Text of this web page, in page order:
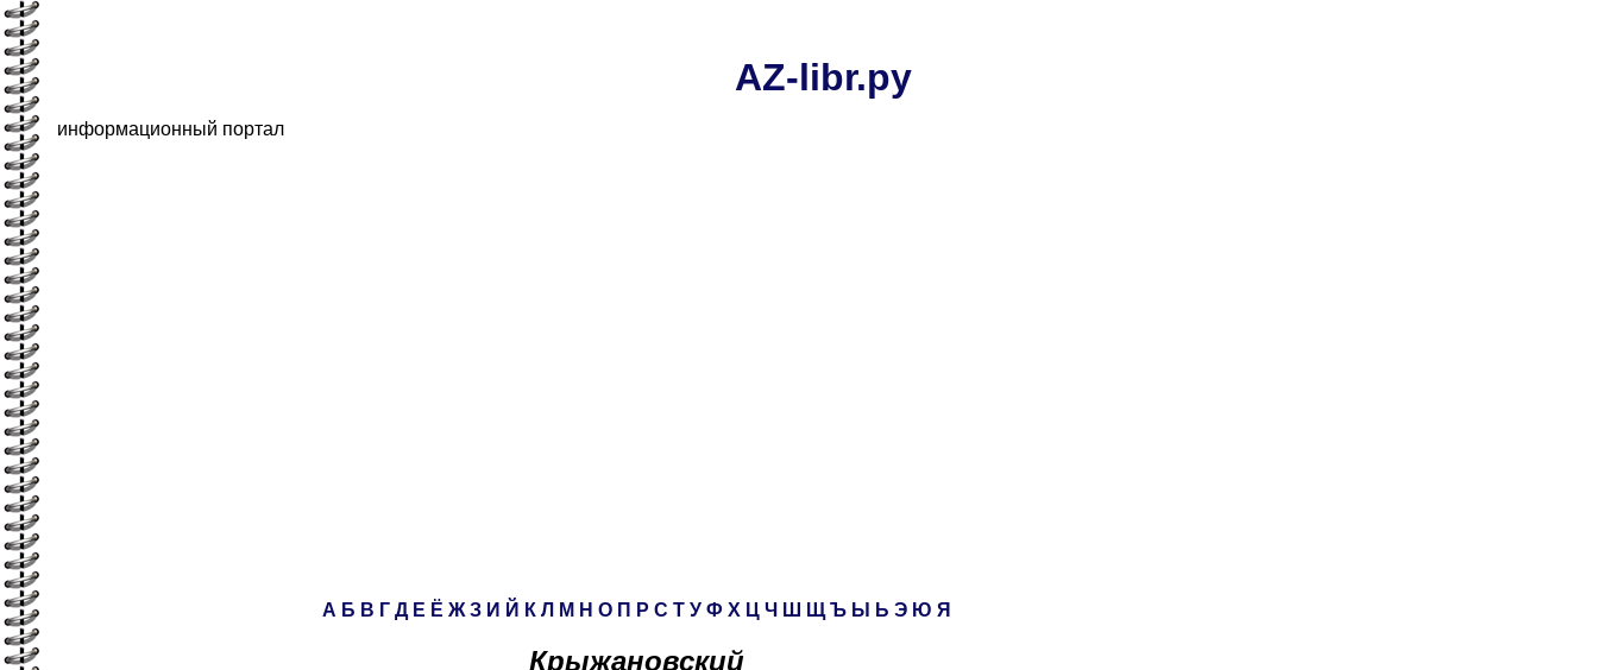
AZ-libr.ру
информационный портал
А Б В Г Д Е Ё Ж З И Й К Л М Н О П Р С Т У Ф Х Ц Ч Ш Щ Ъ Ы Ь Э Ю Я
Крыжановский